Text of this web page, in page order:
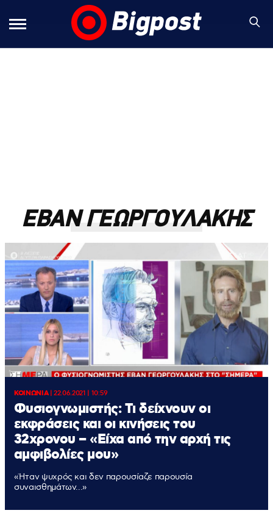
ΕΒΑΝ ΓΕΩΡΓΟΥΛΑΚΗΣ
ΚΟΙΝΩΝΙΑ|22.06.2021 | 10:59
Φυσιογνωμιστής: Τι δείχνουν οι
εκφράσεις και οι κινήσεις του
32χρονου – «Είχα από την αρχή τις
αμφιβολίες μου»
«Ήταν ψυχρός και δεν παρουσίαζε παρουσία
συναισθημάτων...»